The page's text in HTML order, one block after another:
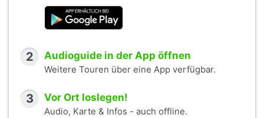
2 Audioguide in der App öffnen
Weitere Touren über eine App verfügbar.
3 Vor Ort loslegen!
Audio, Karte & Infos - auch offline.